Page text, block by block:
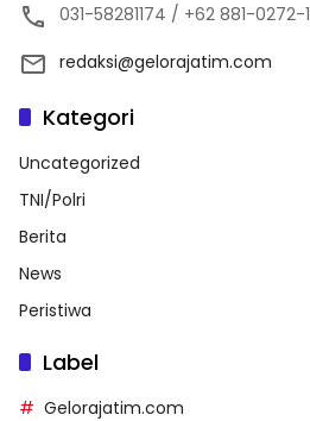
031-58281174 / +62 881-0272-
redaksi@gelorajatim.com
Kategori
Uncategorized
TNI/Polri
Berita
News
Peristiwa
Label
Gelorajatim.com